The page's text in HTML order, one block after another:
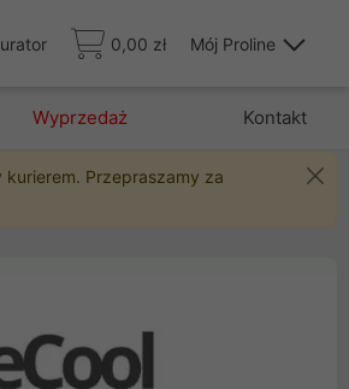
0,00 zł Mój Proline
Wyprzedaż Kontakt
Przepraszamy za